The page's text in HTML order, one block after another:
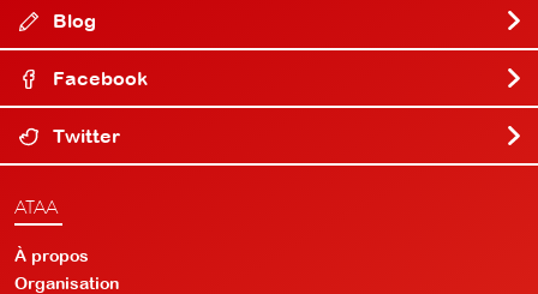
Blog
Facebook
Twitter
ATAA
À propos
Organisation